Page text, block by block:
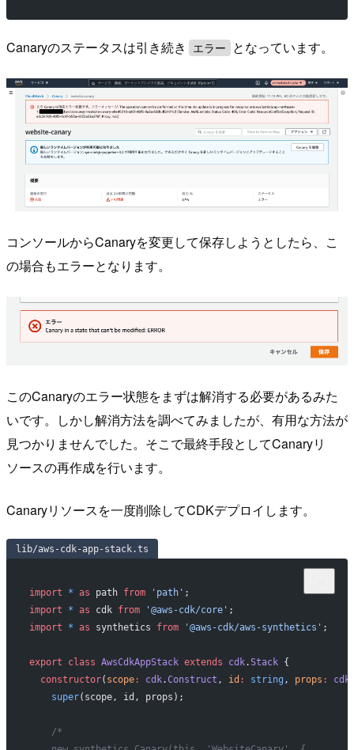
Canaryのステータスは引き続き エラー となっています。
コンソールからCanaryを変更して保存しようとしたら、こ
の場合もエラーとなります。
このCanaryのエラー状態をまずは解消する必要があるみた
いです。しかし解消方法を調べてみましたが、有用な方法が
見つかりませんでした。そこで最終手段としてCanaryリ
ソースの再作成を行います。
Canaryリソースを一度削除してCDKデプロイします。
lib/aws-cdk-app-stack.ts
import * as path from 'path' ;
import * as cdk from '@aws-cdk/core' ;
import * as synthetics from '@aws-cdk/aws-synthetics' ;
export class AwsCdkAppStack extends cdk.Stack {
  constructor
( scope: cdk.Construct , id : string , props : cdk
    super
(scope, id, props);
    /*